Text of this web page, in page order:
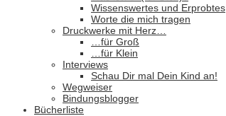
Wissenswertes und Erprobtes
Worte die mich tragen
Druckwerke mit Herz…
…für Groß
…für Klein
Interviews
Schau Dir mal Dein Kind an!
Wegweiser
Bindungsblogger
Bücherliste